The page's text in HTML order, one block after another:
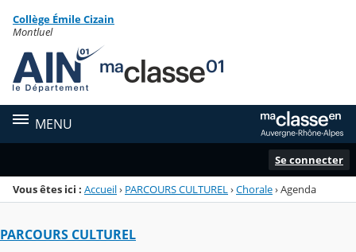
Menu de la rubrique
Contenu
Collège Émile Cizain
Montluel
MENU
Se connecter
Vous êtes ici : Accueil› PARCOURS CULTUREL ›Chorale›Agenda
PARCOURS CULTUREL